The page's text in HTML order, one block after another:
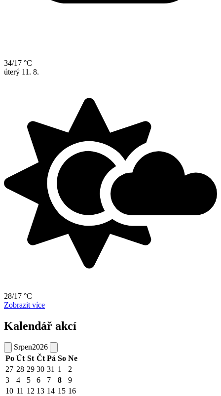
34/17 °C
úterý 11. 8.
28/17 °C
Zobrazit více
Kalendář akcí
Srpen2026
Po Út St Čt Pá So Ne
27 28 29 30 31 1
2
3
4 5 6 7 8
9
10 11 12 13 14 15 16